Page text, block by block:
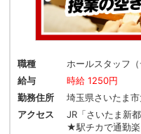
職種
ホールスタッフ（
給与
時給 1250円
勤務住所
埼玉県さいたま
アクセス
JR「さいたま新
★駅チカで通勤楽